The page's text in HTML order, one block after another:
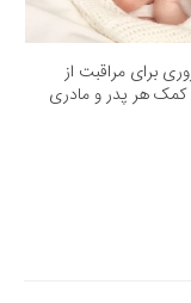
برای مراقبت از
هر پدر و مادری